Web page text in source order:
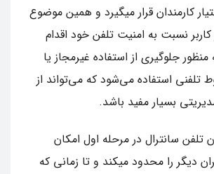
کارمندان قرار میگیرد و همین موضوع
نسبت به امنیت تلفن خود اقدام
منظور جلوگیری از استفاده غیرمجاز یا
تلفنی استفاده می‌شود که می‌تواند از
بسیار مفید باشد.
تلفن سانترال در مرحله اول امکان
دیگر را محدود میکند و تا زمانی که